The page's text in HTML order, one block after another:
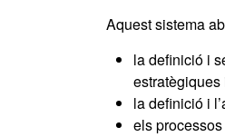
Aquest sistema
la definició i
la definició i
els